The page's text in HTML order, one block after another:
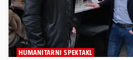
HUMANITARNI SPEKTAKL